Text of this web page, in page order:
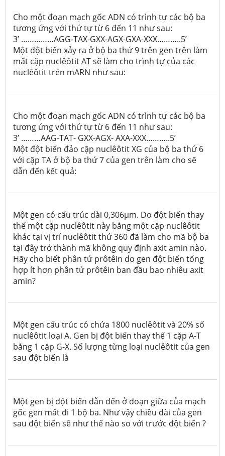
Cho một đoạn mạch gốc ADN có trình tự các bộ ba
tương ứng với thứ tự từ 6 đến 11 như sau:
3’ ……………AGG-TAX-GXX-AGX-GXA-XXX………..5’
Một đột biến xảy ra ở bộ ba thứ 9 trên gen trên làm
mất cặp nuclêôtit AT sẽ làm cho trình tự của các
nuclêôtit trên mARN như sau:
Cho một đoạn mạch gốc ADN có trình tự các bộ ba
tương ứng với thứ tự từ 6 đến 11 như sau:
3’ ………AAG-TAT- GXX-AGX- AXA-XXX………..5’
Một đột biến đảo cặp nuclêôtit XG của bộ ba thứ 6
với cặp TA ở bộ ba thứ 7 của gen trên làm cho sẽ
dẫn đến kết quả:
Một gen có cấu trúc dài 0,306μm. Do đột biến thay
thế một cặp nuclêôtit này bằng một cặp nuclêôtit
khác tại vị trí nuclêôtit thứ 360 đã làm cho mã bộ ba
tại đây trở thành mã không quy định axit amin nào.
Hãy cho biết phân tử prôtêin do gen đột biến tổng
hợp ít hơn phân tử prôtêin ban đầu bao nhiêu axit
amin?
Một gen cấu trúc có chứa 1800 nuclêôtit và 20% số
nuclêôtit loại A. Gen bị đột biến thay thế 1 cặp A-T
bằng 1 cặp G-X. Số lượng từng loại nuclêôtit của gen
sau đột biến là
Một gen bị đột biến dẫn đến ở đoạn giữa của mạch
gốc gen mất đi 1 bộ ba. Như vậy chiều dài của gen
sau đột biến sẽ như thế nào so với trước đột biến ?